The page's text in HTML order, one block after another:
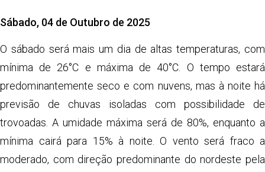
Sábado, 04 de Outubro de 2025
O sábado será mais um dia de altas temperaturas, com
mínima de 26°C e máxima de 40°C. O tempo estará
predominantemente seco e com nuvens, mas à noite há
previsão de chuvas isoladas com possibilidade de
trovoadas. A umidade máxima será de 80%, enquanto a
mínima cairá para 15% à noite. O vento será fraco a
moderado, com direção predominante do nordeste pela